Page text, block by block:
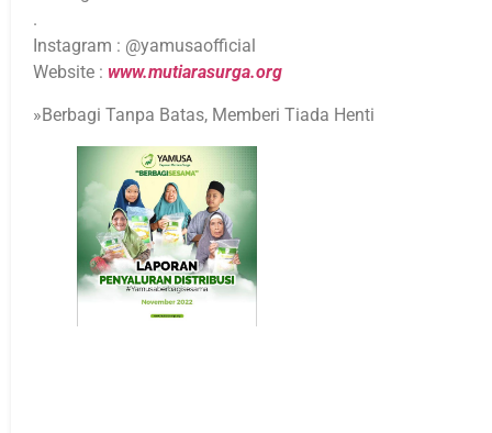
.
Instagram : @yamusaofficial
Website : www.mutiarasurga.org
»Berbagi Tanpa Batas, Memberi Tiada Henti